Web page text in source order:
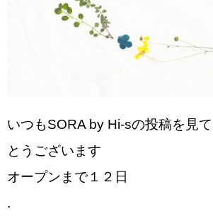
いつもSORA by Hi-sの投稿を見
とうございます
オープンまで１２日️
.